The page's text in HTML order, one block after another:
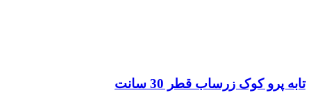
تابه پرو کوک زرساب قطر 30 سانت